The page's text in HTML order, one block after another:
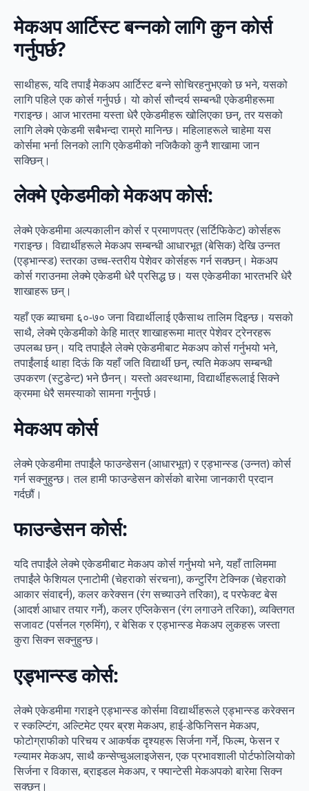
मेकअप आर्टिस्ट बन्नको लागि कुन कोर्स
गर्नुपर्छ?
साथीहरू, यदि तपाईं मेकअप आर्टिस्ट बन्ने सोचिरहनुभएको छ भने, यसको
लागि पहिले एक कोर्स गर्नुपर्छ। यो कोर्स सौन्दर्य सम्बन्धी एकेडमीहरूमा
गराइन्छ। आज भारतमा यस्ता धेरै एकेडमीहरू खोलिएका छन्, तर यसको
लागि लेक्मे एकेडमी सबैभन्दा राम्रो मानिन्छ। महिलाहरूले चाहेमा यस
कोर्समा भर्ना लिनको लागि एकेडमीको नजिकैको कुनै शाखामा जान
सक्छिन्।
लेक्मे एकेडमीको मेकअप कोर्स:
लेक्मे एकेडमीमा अल्पकालीन कोर्स र प्रमाणपत्र (सर्टिफिकेट) कोर्सहरू
गराइन्छ। विद्यार्थीहरूले मेकअप सम्बन्धी आधारभूत (बेसिक) देखि उन्नत
(एड्भान्स्ड) स्तरका उच्च-स्तरीय पेशेवर कोर्सहरू गर्न सक्छन्। मेकअप
कोर्स गराउनमा लेक्मे एकेडमी धेरै प्रसिद्ध छ। यस एकेडमीका भारतभरि धेरै
शाखाहरू छन्।
यहाँ एक ब्याचमा ६०-७० जना विद्यार्थीलाई एकैसाथ तालिम दिइन्छ। यसको
साथै, लेक्मे एकेडमीको केहि मात्र शाखाहरूमा मात्र पेशेवर ट्रेनरहरू
उपलब्ध छन्। यदि तपाईंले लेक्मे एकेडमीबाट मेकअप कोर्स गर्नुभयो भने,
तपाईंलाई थाहा दिऊं कि यहाँ जति विद्यार्थी छन्, त्यति मेकअप सम्बन्धी
उपकरण (स्टुडेन्ट) भने छैनन्। यस्तो अवस्थामा, विद्यार्थीहरूलाई सिक्ने
क्रममा धेरै समस्याको सामना गर्नुपर्छ।
मेकअप कोर्स
लेक्मे एकेडमीमा तपाईंले फाउन्डेसन (आधारभूत) र एड्भान्स्ड (उन्नत) कोर्स
गर्न सक्नुहुन्छ। तल हामी फाउन्डेसन कोर्सको बारेमा जानकारी प्रदान
गर्दछौं।
फाउन्डेसन कोर्स:
यदि तपाईंले लेक्मे एकेडमीबाट मेकअप कोर्स गर्नुभयो भने, यहाँ तालिममा
तपाईंले फेशियल एनाटोमी (चेहराको संरचना), कन्टुरिंग टेक्निक (चेहराको
आकार संवाद्दर्न), कलर करेक्सन (रंग सच्याउने तरिका), द परफेक्ट बेस
(आदर्श आधार तयार गर्ने), कलर एप्लिकेसन (रंग लगाउने तरिका), व्यक्तिगत
सजावट (पर्सनल ग्रुमिंग), र बेसिक र एड्भान्स्ड मेकअप लुकहरू जस्ता
कुरा सिक्न सक्नुहुन्छ।
एड्भान्स्ड कोर्स:
लेक्मे एकेडमीमा गराइने एड्भान्स्ड कोर्समा विद्यार्थीहरूले एड्भान्स्ड करेक्सन
र स्कल्प्टिंग, अल्टिमेट एयर ब्रश मेकअप, हाई-डेफिनिसन मेकअप,
फोटोग्राफीको परिचय र आकर्षक दृश्यहरू सिर्जना गर्ने, फिल्म, फेसन र
ग्ल्यामर मेकअप, साथै कन्सेप्चुअलाइजेसन, एक प्रभावशाली पोर्टफोलियोको
सिर्जना र विकास, ब्राइडल मेकअप, र फ्यान्टेसी मेकअपको बारेमा सिक्न
सक्छन्।